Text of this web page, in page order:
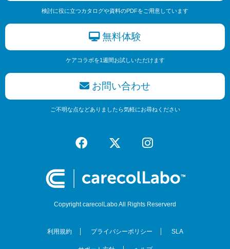
検討に役に立つカタログや資料のPDFをご用意しています
無料体験
ケアコラボを1週間お試しいただけます
お問い合わせ
ご不明な点などありましたら気軽にお尋ねください
Copyright carecolLabo All Rights Reserverd
利用規約 プライバシーポリシー SLA